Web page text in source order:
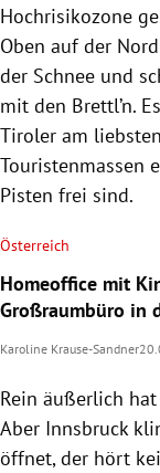
Hochrisikozone
Oben auf der
der Schnee und
mit den Brettl’n.
Tiroler am
Touristenmassen
Pisten frei sind.
Österreich
Homeoffice mit
Großraumbüro in
Karoline Krause-Sandner
Rein äußerlich
Aber Innsbruck
öffnet, der hört